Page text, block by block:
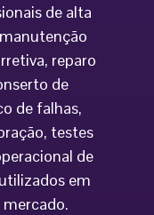
de alta
reparo
de
de falhas,
testes
de
em